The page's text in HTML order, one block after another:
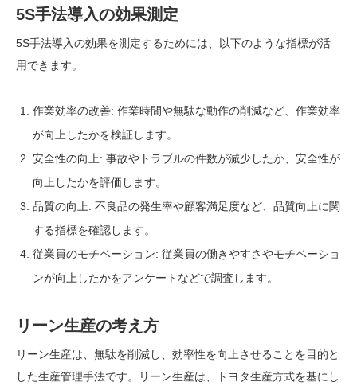
5S手法導入の効果測定
5S手法導入の効果を測定するためには、以下のような指標が活
用できます。
作業効率の改善: 作業時間や無駄な動作の削減など、作業効率
が向上したかを検証します。
安全性の向上: 事故やトラブルの件数が減少したか、安全性が
向上したかを評価します。
品質の向上: 不良品の発生率や顧客満足度など、品質向上に関
する指標を確認します。
従業員のモチベーション: 従業員の働きやすさやモチベーショ
ンが向上したかをアンケートなどで調査します。
リーン生産の考え方
リーン生産は、無駄を削減し、効率性を向上させることを目的と
した生産管理手法です。リーン生産は、トヨタ生産方式を基にし